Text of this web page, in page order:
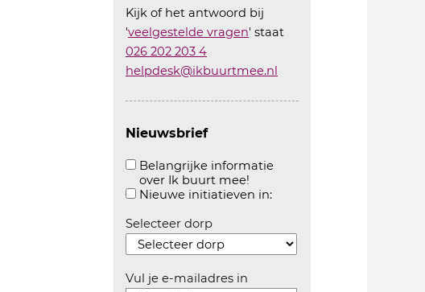
Kijk of het antwoord bij
'veelgestelde vragen' staat
026 202 203 4
helpdesk@ikbuurtmee.nl
Nieuwsbrief
Belangrijke informatie
over Ik buurt mee!
Aanvinken om belangrijke informatie over
Nieuwe initiatieven in:Aanvinken om
Selecteer dorp
Vul je e-mailadres in